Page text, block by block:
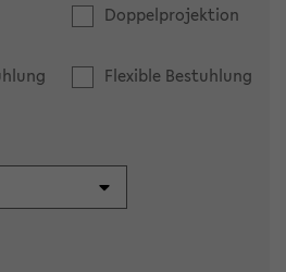
Doppelprojektion
Flexible Bestuhlung